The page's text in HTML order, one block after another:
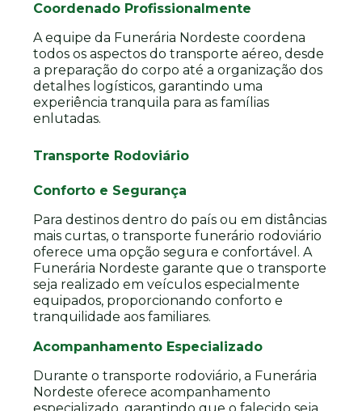
Coordenado Profissionalmente
A equipe da Funerária Nordeste coordena
todos os aspectos do transporte aéreo, desde
a preparação do corpo até a organização dos
detalhes logísticos, garantindo uma
experiência tranquila para as famílias
enlutadas.
Transporte Rodoviário
Conforto e Segurança
Para destinos dentro do país ou em distâncias
mais curtas, o transporte funerário rodoviário
oferece uma opção segura e confortável. A
Funerária Nordeste garante que o transporte
seja realizado em veículos especialmente
equipados, proporcionando conforto e
tranquilidade aos familiares.
Acompanhamento Especializado
Durante o transporte rodoviário, a Funerária
Nordeste oferece acompanhamento